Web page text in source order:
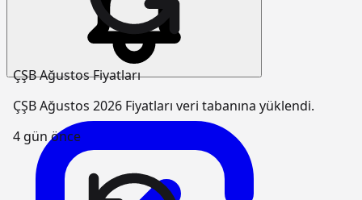
ÇŞB Ağustos Fiyatları
ÇŞB Ağustos 2026 Fiyatları veri tabanına yüklendi.
4 gün önce